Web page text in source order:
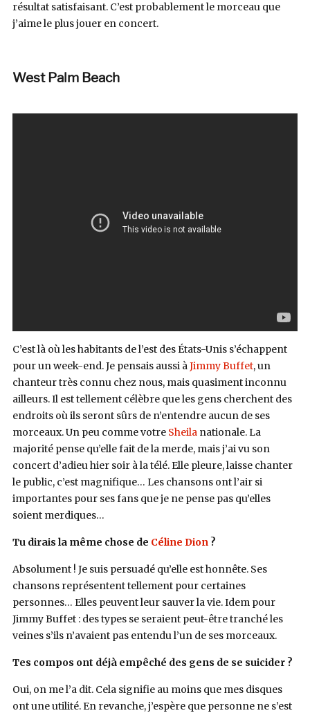
résultat satisfaisant. C’est probablement le morceau que
j’aime le plus jouer en concert.
West Palm Beach
C’est là où les habitants de l’est des États-Unis s’échappent
pour un week-end. Je pensais aussi àJimmy Buffet, un
chanteur très connu chez nous, mais quasiment inconnu
ailleurs. Il est tellement célèbre que les gens cherchent des
endroits où ils seront sûrs de n’entendre aucun de ses
morceaux. Un peu comme votre Sheilanationale. La
majorité pense qu’elle fait de la merde, mais j’ai vu son
concert d’adieu hier soir à la télé. Elle pleure, laisse chanter
le public, c’est magnifique… Les chansons ont l’air si
importantes pour ses fans que je ne pense pas qu’elles
soient merdiques…
Tu dirais la même chose de Céline Dion?
Absolument ! Je suis persuadé qu’elle est honnête. Ses
chansons représentent tellement pour certaines
personnes… Elles peuvent leur sauver la vie. Idem pour
Jimmy Buffet : des types se seraient peut-être tranché les
veines s’ils n’avaient pas entendu l’un de ses morceaux.
Tes compos ont déjà empêché des gens de se suicider ?
Oui, on me l’a dit. Cela signifie au moins que mes disques
ont une utilité. En revanche, j’espère que personne ne s’est